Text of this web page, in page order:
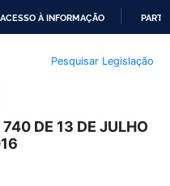
ACESSO À INFORMAÇÃO
Pesquisar Legislação
DE 13 DE JULHO